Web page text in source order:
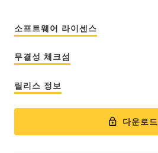
소프트웨어 라이센스
무결성 체크섬
릴리스 정보
다운로드